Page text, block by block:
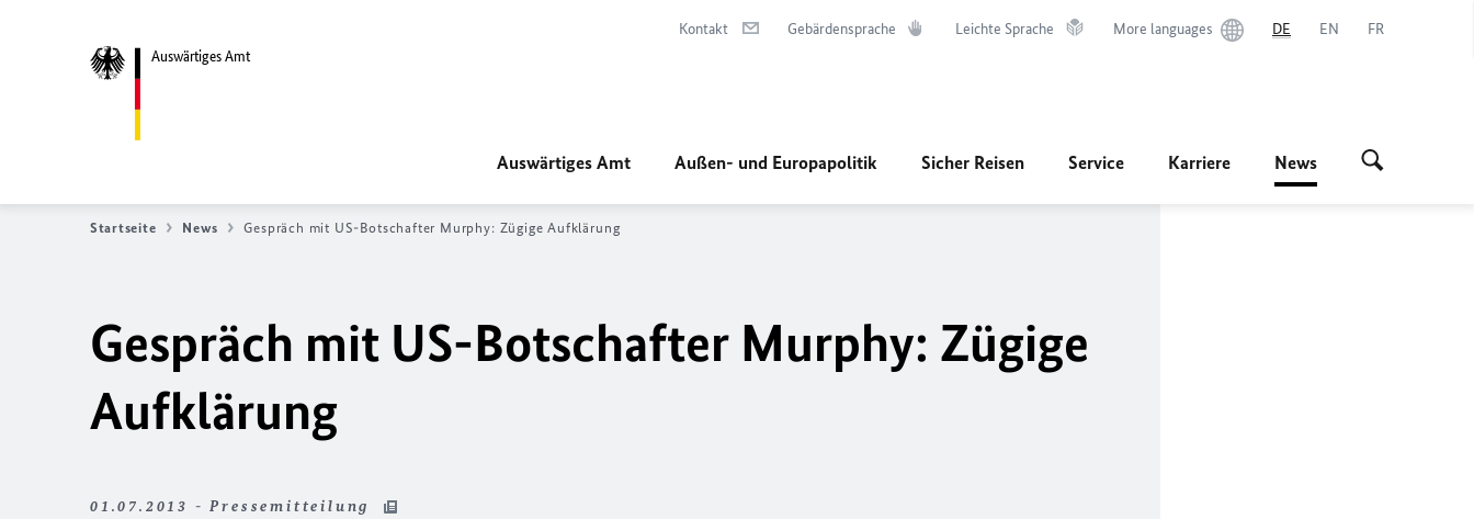
Auswärtiges Amt
Kontakt Gebärdensprache Leichte Sprache More languages DE EN FR
Auswärtiges Amt Außen- und Europapolitik Sicher Reisen Service Karriere News
Startseite News Gespräch mit US-Botschafter Murphy: Zügige Aufklärung
Gespräch mit US-Botschafter Murphy: Zügige
Aufklärung
01.07.2013 - Pressemitteilung